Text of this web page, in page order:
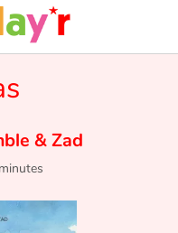
&Zad